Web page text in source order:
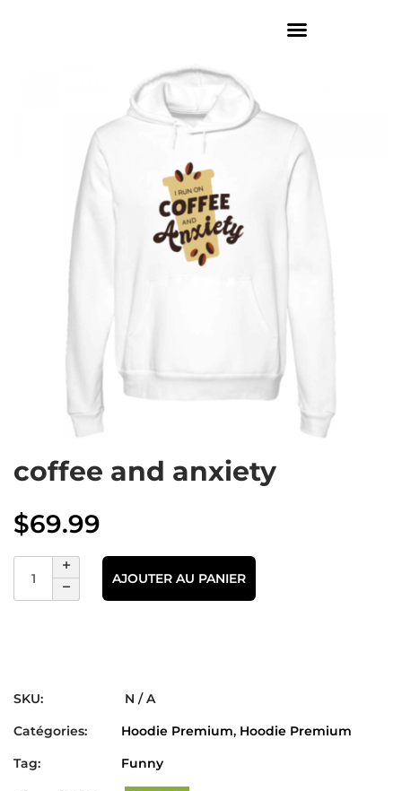
coffee and anxiety
$69.99
AJOUTER AU PANIER
SKU:
N / A
Catégories:
Hoodie Premium, Hoodie Premium
Tag:
Funny